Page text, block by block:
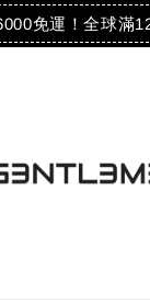
免運！全球滿